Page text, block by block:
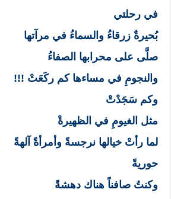
في رحلتي
بُحيرةٌ زرقاءُ والسماءُ في مرآتها
صلَّى على محرابها الصفاءُ
والنجومِ في مساءها كم ركَعَتْ !!!
وكم سَجَدْتْ
مثل الغيومِ في الظهيرةْ
لما رأتْ خيالها نرجسةً وأمرأةً آلهةً
حوريةً
وكنتُ صافناً هناك دهشةً